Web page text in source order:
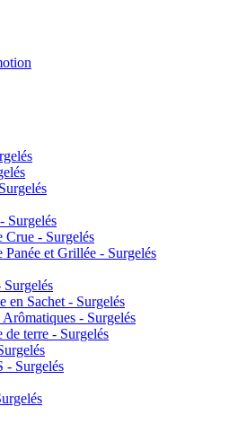
Crue - Surgelés
Panée et Grillée - Surgelés
en Sachet - Surgelés
Arômatiques - Surgelés
de terre - Surgelés
Surgelés